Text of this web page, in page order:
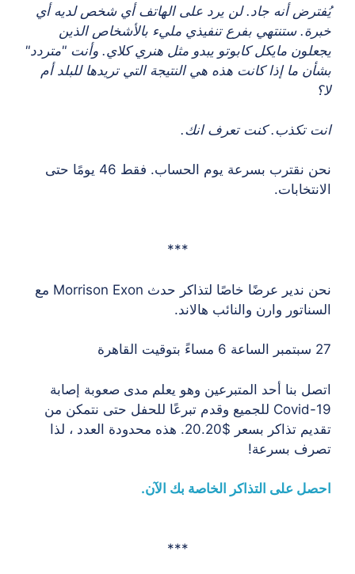
يُفترض أنه جاد. لن يرد على الهاتف أي شخص لديه أي
خبرة. ستنتهي بفرع تنفيذي مليء بالأشخاص الذين
يجعلون مايكل كابوتو يبدو مثل هنري كلاي. وأنت "متردد"
بشأن ما إذا كانت هذه هي النتيجة التي تريدها للبلد أم
لا؟
انت تكذب. كنت تعرف انك.
نحن نقترب بسرعة يوم الحساب. فقط 46 يومًا حتى
الانتخابات.
***
نحن ندير عرضًا خاصًا لتذاكر حدث Morrison Exon مع
السناتور وارن والنائب هالاند.
27 سبتمبر الساعة 6 مساءً بتوقيت القاهرة
اتصل بنا أحد المتبرعين وهو يعلم مدى صعوبة إصابة
Covid-19 للجميع وقدم تبرعًا للحفل حتى نتمكن من
تقديم تذاكر بسعر $20.20. هذه محدودة العدد ، لذا
تصرف بسرعة!
احصل على التذاكر الخاصة بك الآن.
***